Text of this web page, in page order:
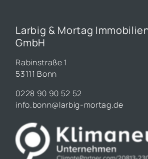
Larbig & Mortag
GmbH
Rabinstraße 1
53111 Bonn
0228 90 90 52 52
info.bonn@larbig-mortag.de